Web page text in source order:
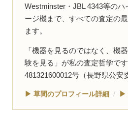
Westminster・JBL 4343等の
ージ機まで、すべての査定の
ます。
「機器を見るのではなく、機
験を見る」が私の査定哲学で
481321600012号（長野県公安
▶ 草間のプロフィール詳細 / ▶